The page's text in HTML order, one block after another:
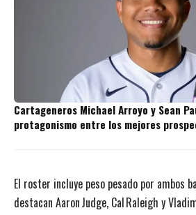
Cartageneros Michael Arroyo y Sean
protagonismo entre los mejores
El roster incluye peso pesado por ambos
destacan Aaron Judge, Cal Raleigh y